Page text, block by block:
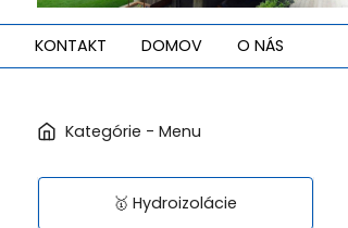
KONTAKT DOMOV O NÁS
🥇 Hydroizolácie